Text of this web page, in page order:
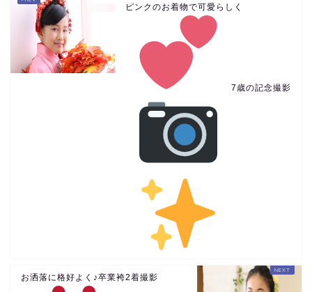
ピンクのお着物で可愛らしく
7歳の記念撮影
お洒落に格好よく♪卒業袴2着撮影